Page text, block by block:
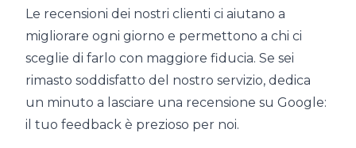
Le recensioni dei nostri clienti ci aiutano a
migliorare ogni giorno e permettono a chi ci
sceglie di farlo con maggiore fiducia. Se sei
rimasto soddisfatto del nostro servizio, dedica
un minuto a lasciare una recensione su Google:
il tuo feedback è prezioso per noi.